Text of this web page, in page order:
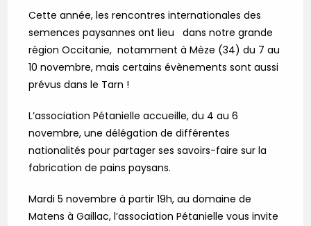
Cette année, les rencontres internationales des
semences paysannes ont lieu dans notre grande
région Occitanie, notamment à Mèze (34) du 7 au
10 novembre, mais certains évènements sont aussi
prévus dans le Tarn !
L’association Pétanielle accueille, du 4 au 6
novembre, une délégation de différentes
nationalités pour partager ses savoirs-faire sur la
fabrication de pains paysans.
Mardi 5 novembre à partir 19h, au domaine de
Matens à Gaillac, l’association Pétanielle vous invite